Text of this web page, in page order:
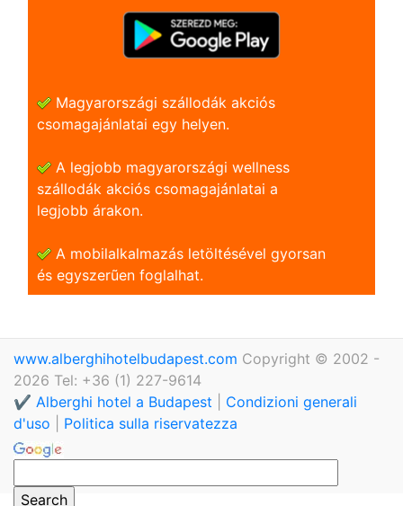
Magyarországi szállodák akciós
csomagajánlatai egy helyen.
A legjobb magyarországi wellness
szállodák akciós csomagajánlatai a
legjobb árakon.
A mobilalkalmazás letöltésével gyorsan
és egyszerũen foglalhat.
www.alberghihotelbudapest.com Copyright © 2002 -
2026 Tel: +36 (1) 227-9614
✔️ Alberghi hotel a Budapest
Condizioni generali
d'uso
Politica sulla riservatezza